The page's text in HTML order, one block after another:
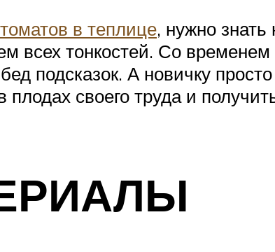
в теплице, нужно знать
всех тонкостей. Со
подсказок. А новичку
своего труда и